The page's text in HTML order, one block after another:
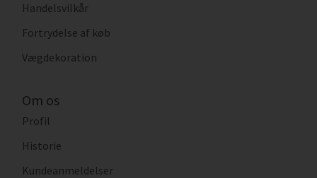
Handelsvilkår
Fortrydelse af køb
Vægdekoration
Om os
Profil
Historie
Kundeanmeldelser